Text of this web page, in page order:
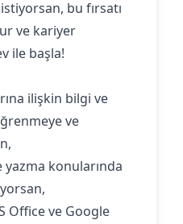
bu fırsatı
ve kariyer
ile başla!
ilişkin bilgi ve
ve
konularında
Office ve Google